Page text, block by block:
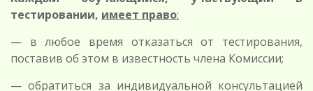
тестировании, имеет право:
— в любое время отказаться от тестирования,
поставив об этом в известность члена Комиссии;
— обратиться за индивидуальной консультацией